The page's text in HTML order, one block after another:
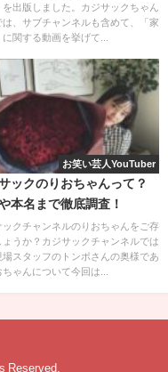
納ケースです。
１品ですね。
カプセルトイも展開
を出版しました。カジサックちゃん
は、サブチャンネルも含めて、「家
関する動画を挙げて...
お笑い芸人YouTuber
ックのりおちゃんって？
本名まで徹底調査！
ックチャンネルのりおちゃんをご存
ょうか？カジサックチャンネルでは
場スタッフのトンボさんの奥様であ
ちゃんについて今回は...
Reserved.